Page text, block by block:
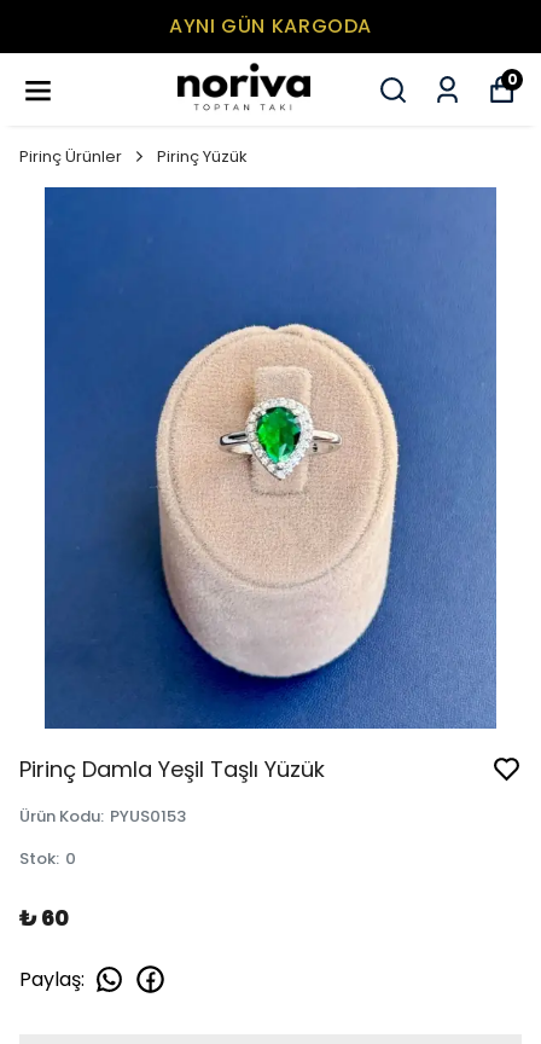
AYNI GÜN KARGODA
0
Pirinç Ürünler Pirinç Yüzük
Pirinç Damla Yeşil Taşlı Yüzük
Ürün Kodu: PYUS0153
Stok: 0
₺ 60
Paylaş: